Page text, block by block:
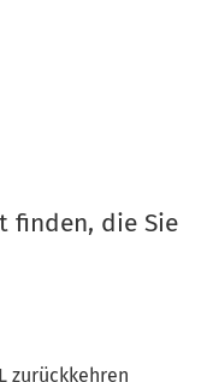
finden, die Sie
zurückkehren